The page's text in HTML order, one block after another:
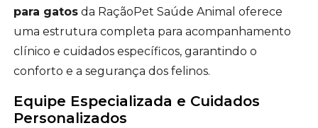
para gatos da RaçãoPet Saúde Animal oferece
uma estrutura completa para acompanhamento
clínico e cuidados específicos, garantindo o
conforto e a segurança dos felinos.
Equipe Especializada e Cuidados
Personalizados